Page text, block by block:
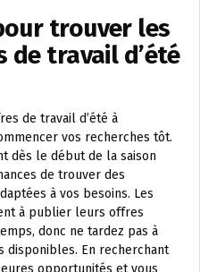
trouver les
de travail d’été
de travail d’été à
vos recherches tôt.
dès le début de la saison
de trouver des
à vos besoins. Les
à publier leurs offres
donc ne tardez pas à
En recherchant
opportunités et vous